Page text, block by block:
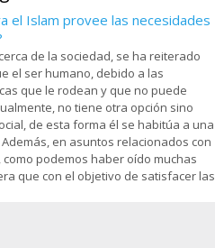
el Islam provee las necesidades
de la sociedad, se ha reiterado
el ser humano, debido a las
que le rodean y que no puede
no tiene otra opción sino
de esta forma él se habitúa a una
en asuntos relacionados con
podemos haber oído muchas
que con el objetivo de satisfacer las